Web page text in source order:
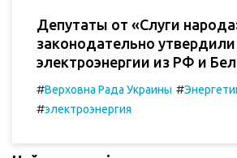
Депутаты от «Слуги
законодательно
электроэнергии из РФ и
#Верховна Рада Украины #
#электроэнергия